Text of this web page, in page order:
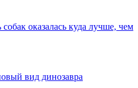
оказалась куда лучше, чем
вид динозавра